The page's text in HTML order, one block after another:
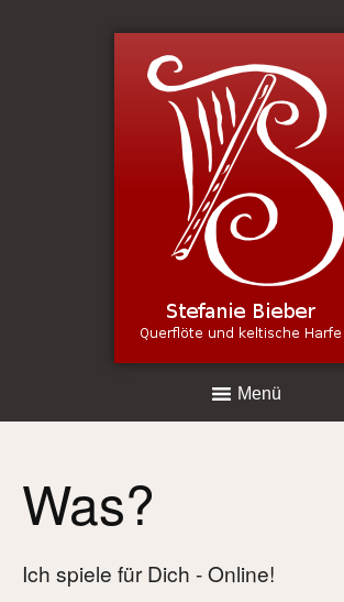
Menü
Harfe - Lernen, Spielen , Hören
Shop für Noten und Online-Kurse
1:1 Unterricht - Live und Online
Harfenunterricht
Was?
Ich spiele für Dich - Online!